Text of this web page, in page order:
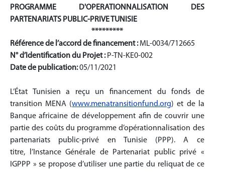
PROGRAMME D'OPERATIONNALISATION DES
PARTENARIATS PUBLIC-PRIVE TUNISIE
*********
Référence de l’accord de financement :ML-0034/712665
N° d’Identification du Projet :P-TN-KE0-002
Date de publication:05/11/2021
L’État Tunisien a reçu un financement du fonds de
transition MENA (www.menatransitionfund.org) et de la
Banque africaine de développement afin de couvrir une
partie des coûts du programme d’opérationnalisation des
partenariats public-privé en Tunisie (PPP). A ce
titre, l’Instance Générale de Partenariat public privé «
IGPPP » se propose d’utiliser une partie du reliquat de ce